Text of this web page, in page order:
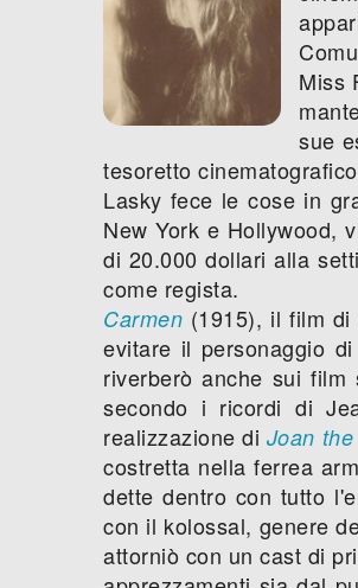
Miss
sue
tesoretto
Lasky fece le cose in
New York e Hollywood,
di 20.000 dollari alla
come regista.
Carmen (1915), il film
evitare il personaggio
riverberò anche sui film
secondo i ricordi di
realizzazione di Joan
costretta nella ferrea
dette dentro con tutto
con il kolossal, genere
attorniò con un cast di